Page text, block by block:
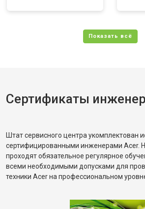
Сертификаты
Штат сервисного центра укомплектован
сертифицированными инженерами Acer.
проходят обязательное регулярное
всеми необходимыми допусками для
техники Acer на профессиональном